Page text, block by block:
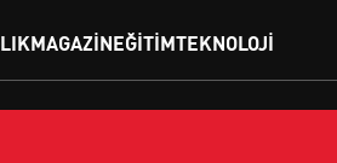
MAGAZINEĞITIMTEKNOLOJI